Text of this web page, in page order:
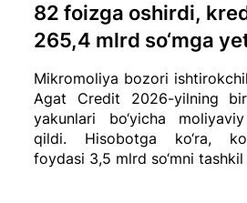
Mikromoliya bozori
Agat Credit 2026-yilning
yakunlari bo‘yicha
qildi. Hisobotga ko‘ra,
foydasi 3,5 mlrd so‘mni
82 foizga oshirdi,
265,4 mlrd so‘mga